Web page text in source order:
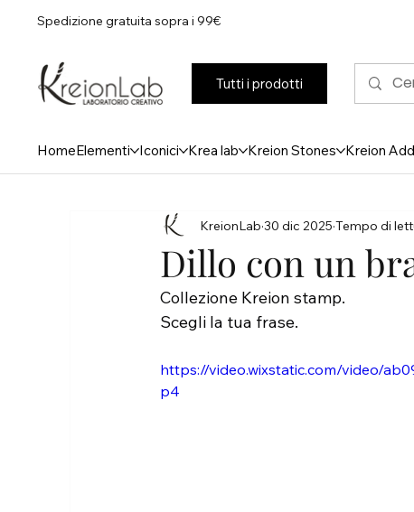
Spedizione gratuita sopra i 99€
Tutti i prodotti
HomeElementi Iconici Krea lab Kreion Stones Kreion
Dillo con un
KreionLab 30 dic 2025 Tempo di
Collezione Kreion stamp.
Scegli la tua frase.
https://video.wixstatic.com/video/
p4